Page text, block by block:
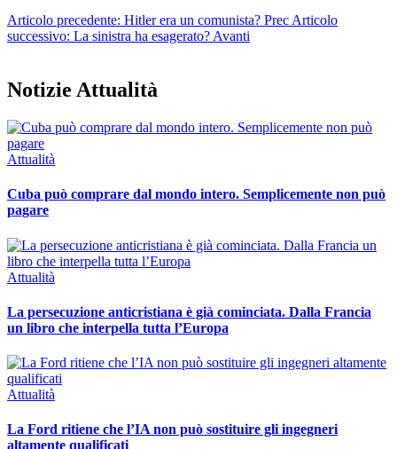
Articolo precedente: Hitler era un comunista? Prec Articolo
successivo: La sinistra ha esagerato? Avanti
Notizie Attualità
Attualità
Cuba può comprare dal mondo intero. Semplicemente non può
pagare
Attualità
La persecuzione anticristiana è già cominciata. Dalla Francia
un libro che interpella tutta l’Europa
Attualità
La Ford ritiene che l’IA non può sostituire gli ingegneri
altamente qualificati